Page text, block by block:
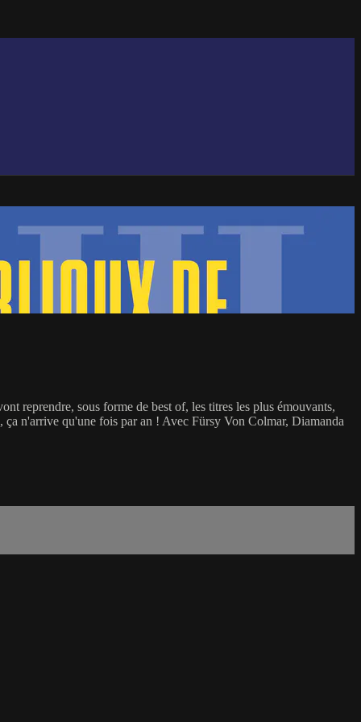
reprendre, sous forme de best of, les titres les plus émouvants,
n'arrive qu'une fois par an ! Avec Fürsy Von Colmar, Diamanda